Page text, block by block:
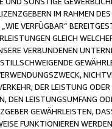
IM RAHMEN
VERFÜGBAR“
GLEICH
VERBUNDENEN
DER LEISTUNG
DEN LEISTUNGSUMFANG
GEWÄHRLEISTEN,
FUNKTIONIEREN